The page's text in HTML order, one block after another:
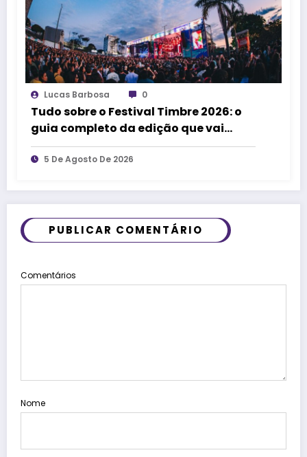
Lucas Barbosa 0
Tudo sobre o Festival Timbre 2026: o
guia completo da edição que vai
transformar Uberlândia na cidade da
música
5 De Agosto De 2026
PUBLICAR COMENTÁRIO
Comentários
Nome